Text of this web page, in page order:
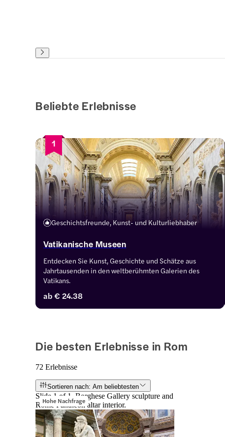
Beliebte Erlebnisse
1
Geschichtsfreunde, Kunst- und Kulturliebhaber
Vatikanische Museen
Entdecken Sie Kunst, Geschichte und Schätze aus
Jahrtausenden in den weltberühmten Galerien des
Vatikans.
ab€ 24.38
Die besten Erlebnisse in Rom
72 Erlebnisse
Sortieren nach: Am beliebtesten
Hohe Nachfrage
Slide 1 of 1, Borghese Gallery sculpture and
Rome Pantheon altar interior.